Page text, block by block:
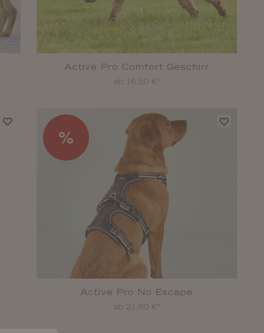
Active Pro Comfort Geschirr
ab 16,50 €*
%
Active Pro No Escape
ab 21,60 €*